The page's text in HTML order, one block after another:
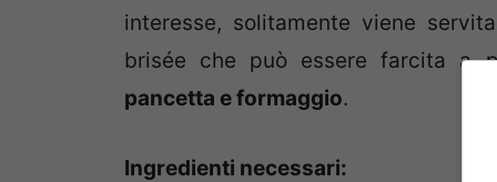
interesse, solitamente viene
brisée che può essere farcita a
pancetta e formaggio.
Ingredienti necessari: